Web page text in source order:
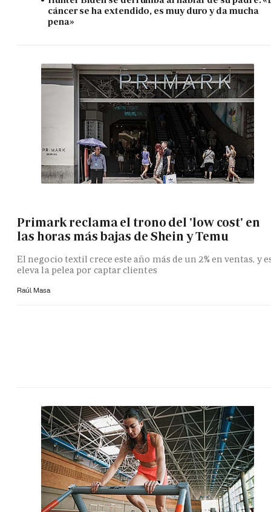
cáncer se ha extendido, es muy duro y da mucha
pena»
Primark reclama el trono del 'low cost' en
las horas más bajas de Shein y Temu
El negocio textil crece este año más de un 2% en ventas, y
eleva la pelea por captar clientes
Raúl Masa